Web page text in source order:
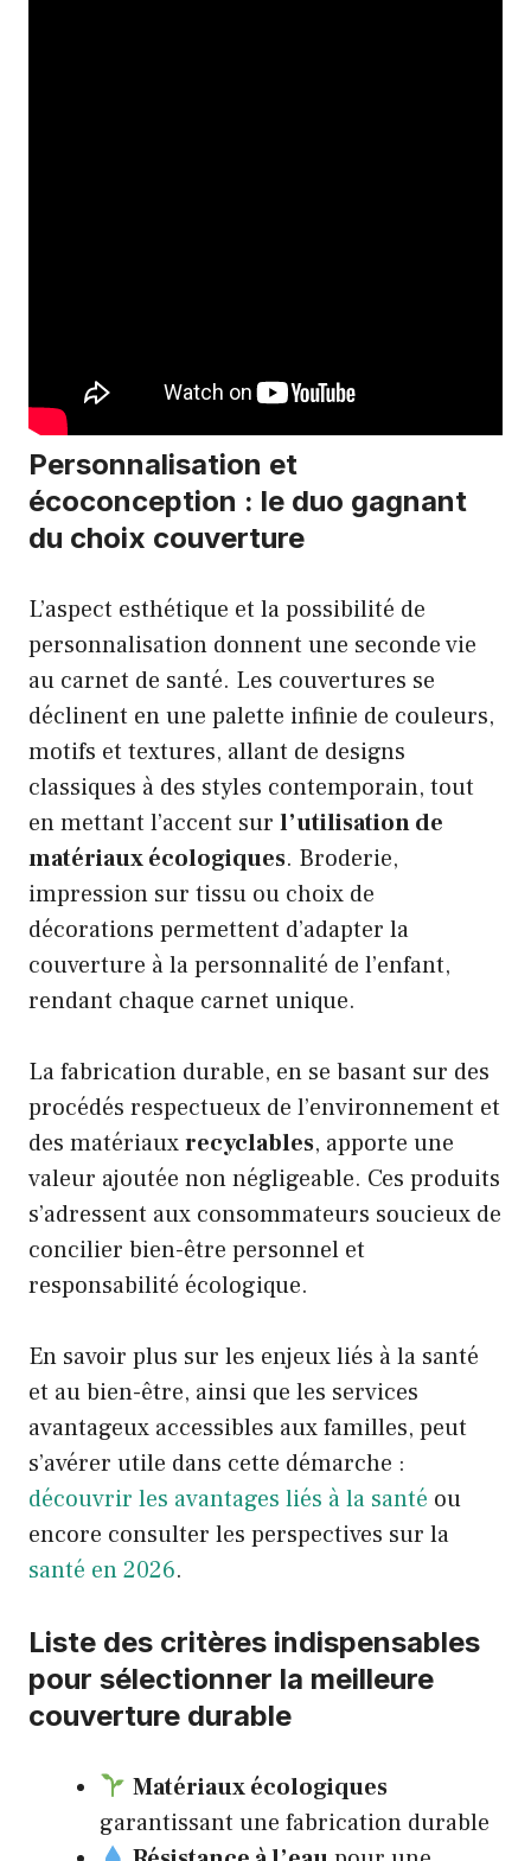
Personnalisation et
écoconception : le duo gagnant
du choix couverture
L’aspect esthétique et la possibilité de
personnalisation donnent une seconde vie
au carnet de santé. Les couvertures se
déclinent en une palette infinie de couleurs,
motifs et textures, allant de designs
classiques à des styles contemporain, tout
en mettant l’accent sur l’utilisation de
matériaux écologiques. Broderie,
impression sur tissu ou choix de
décorations permettent d’adapter la
couverture à la personnalité de l’enfant,
rendant chaque carnet unique.
La fabrication durable, en se basant sur des
procédés respectueux de l’environnement et
des matériauxrecyclables, apporte une
valeur ajoutée non négligeable. Ces produits
s’adressent aux consommateurs soucieux de
concilier bien-être personnel et
responsabilité écologique.
En savoir plus sur les enjeux liés à la santé
et au bien-être, ainsi que les services
avantageux accessibles aux familles, peut
s’avérer utile dans cette démarche :
découvrir les avantages liés à la santé ou
encore consulter les perspectives sur la
santé en 2026.
Liste des critères indispensables
pour sélectionner la meilleure
couverture durable
Matériaux écologiques
garantissant une fabrication durable